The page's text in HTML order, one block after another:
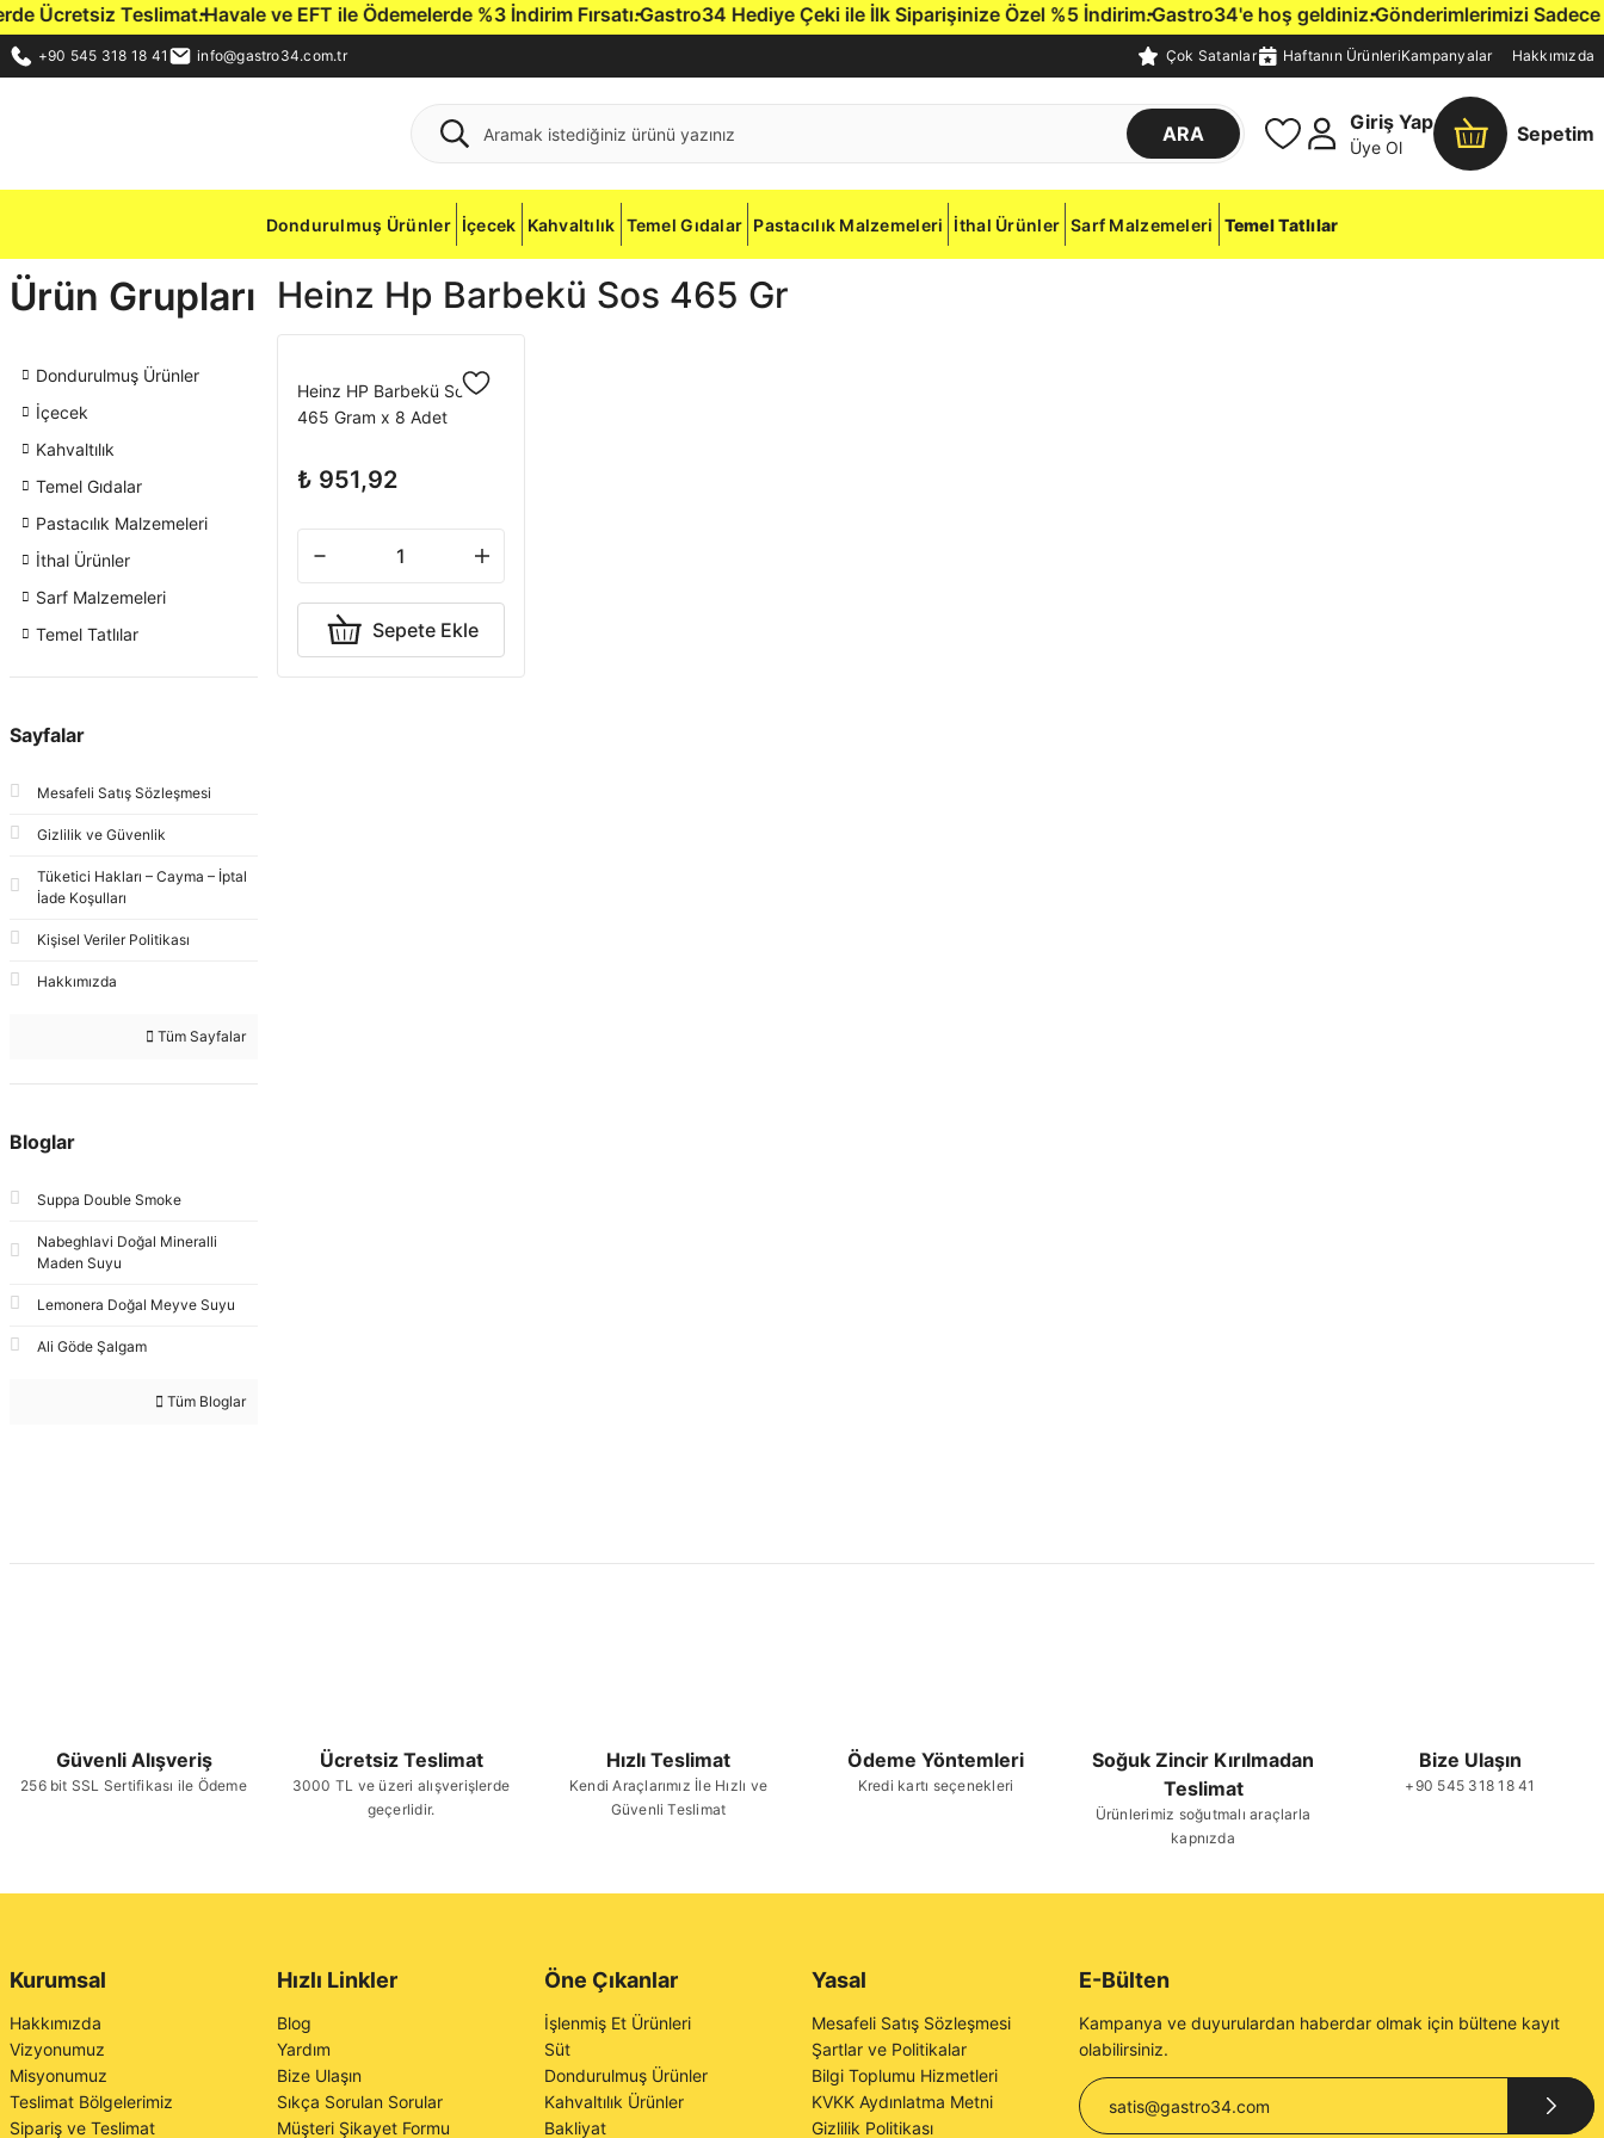
Teslimat.Havale ve EFT ile Ödemelerde %3 İndirim Fırsatı.Gastro34 Hediye Çeki ile İlk Siparişinize Özel %5 İndirim.Gastro34'e hoş geldiniz.Gönderimlerimizi Sadece
+90 545 318 18 41 info@gastro34.com.tr Çok Satanlar Haftanın ÜrünleriKampanyalar Hakkımızda
ARA
Giriş Yap
Üye Ol
Sepetim
Dondurulmuş Ürünler İçecek Kahvaltılık Temel Gıdalar Pastacılık Malzemeleri İthal Ürünler Sarf Malzemeleri Temel Tatlılar
Ürün Grupları
Dondurulmuş Ürünler
İçecek
Kahvaltılık
Temel Gıdalar
Pastacılık Malzemeleri
İthal Ürünler
Sarf Malzemeleri
Temel Tatlılar
Sayfalar
Mesafeli Satış Sözleşmesi
Gizlilik ve Güvenlik
Tüketici Hakları – Cayma – İptal
İade Koşulları
Kişisel Veriler Politikası
Hakkımızda
Tüm Sayfalar
Bloglar
Suppa Double Smoke
Nabeghlavi Doğal Mineralli
Maden Suyu
Lemonera Doğal Meyve Suyu
Ali Göde Şalgam
Tüm Bloglar
Heinz Hp Barbekü Sos 465 Gr
Heinz HP Barbekü Sos
465 Gram x 8 Adet
₺ 951,92
Sepete Ekle
Güvenli Alışveriş
256 bit SSL Sertifikası ile Ödeme
Ücretsiz Teslimat
3000 TL ve üzeri alışverişlerde
geçerlidir.
Hızlı Teslimat
Kendi Araçlarımız İle Hızlı ve
Güvenli Teslimat
Ödeme Yöntemleri
Kredi kartı seçenekleri
Soğuk Zincir Kırılmadan
Teslimat
Ürünlerimiz soğutmalı araçlarla
kapnızda
Bize Ulaşın
+90 545 318 18 41
Kurumsal
Hakkımızda
Vizyonumuz
Misyonumuz
Teslimat Bölgelerimiz
Sipariş ve Teslimat
Hızlı Linkler
Blog
Yardım
Bize Ulaşın
Sıkça Sorulan Sorular
Müşteri Şikayet Formu
Öne Çıkanlar
İşlenmiş Et Ürünleri
Süt
Dondurulmuş Ürünler
Kahvaltılık Ürünler
Bakliyat
Yasal
Mesafeli Satış Sözleşmesi
Şartlar ve Politikalar
Bilgi Toplumu Hizmetleri
KVKK Aydınlatma Metni
Gizlilik Politikası
E-Bülten
Kampanya ve duyurulardan haberdar olmak için bültene kayıt
olabilirsiniz.